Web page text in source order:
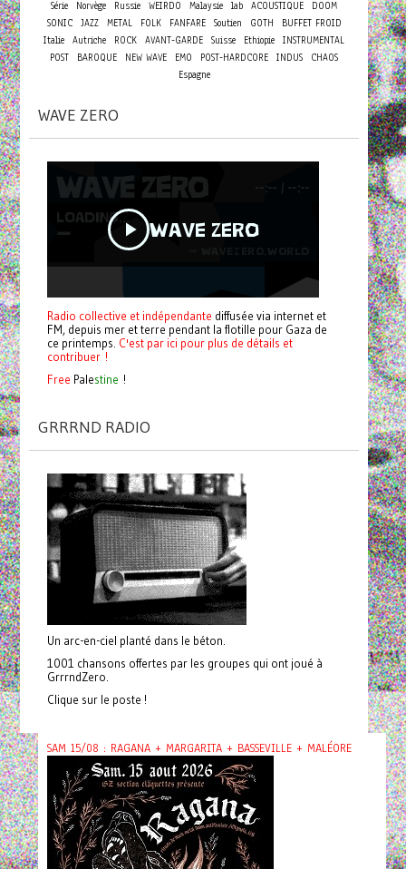
Série
Norvège Russie WEIRDO Malaysie lab ACOUSTIQUE
DOOM
SONIC
JAZZ METAL FOLK FANFARE Soutien GOTH
BUFFET FROID
Italie Autriche ROCK AVANT-GARDE Suisse Ethiopie INSTRUMENTAL
POST
BAROQUE NEW WAVE EMO POST-HARDCORE INDUS
CHAOS
Espagne
WAVE ZERO
Radio collective et indépendante diffusée via internet et
FM, depuis mer et terre pendant la flotille pour Gaza de
ce printemps. C'est par ici pour plus de détails et
contribuer !
Free Palestine !
GRRRND RADIO
Un arc-en-ciel planté dans le béton.
1001 chansons offertes par les groupes qui ont joué à
GrrrndZero.
Clique sur le poste !
SAM 15/08 : RAGANA + MARGARITA + BASSEVILLE + MALÉORE